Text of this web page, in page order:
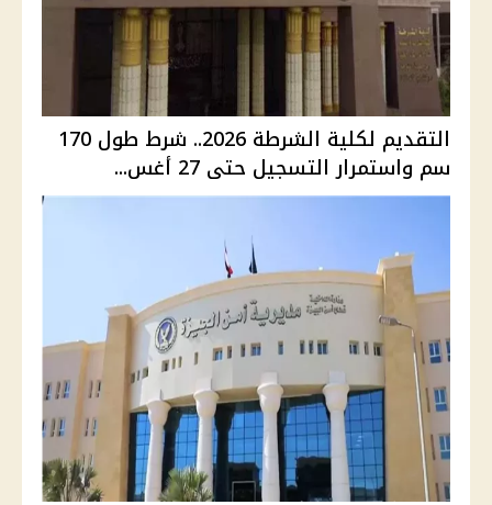
التقديم لكلية الشرطة 2026.. شرط طول 170
سم واستمرار التسجيل حتى 27 أغس...